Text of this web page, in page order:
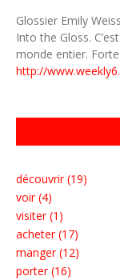
Glossier Emily
Into the Gloss.
monde entier. Forte
http://
découvrir (19)
voir (4)
visiter (1)
acheter (17)
manger (12)
porter (16)